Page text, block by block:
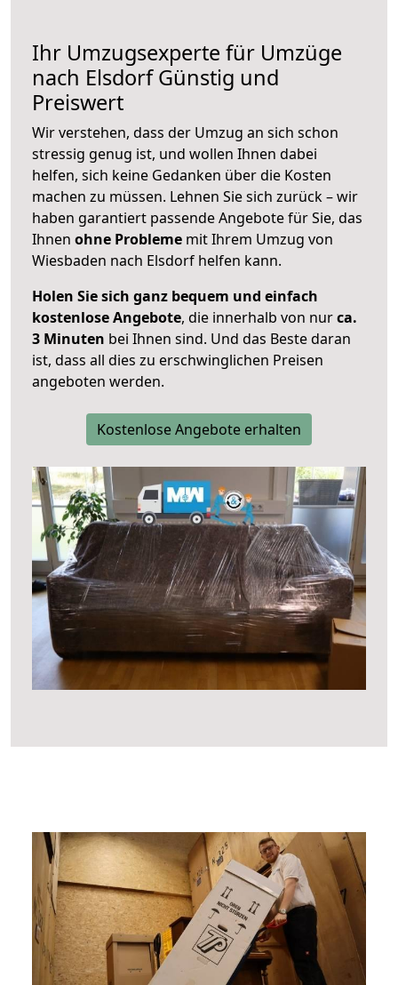
Ihr Umzugsexperte für Umzüge
nach ElsdorfGünstig und
Preiswert
Wir verstehen, dass der Umzug an sich schon
stressig genug ist, und wollen Ihnen dabei
helfen, sich keine Gedanken über die Kosten
machen zu müssen. Lehnen Sie sich zurück – wir
haben garantiert passende Angebote für Sie, das
Ihnen ohne Probleme mit Ihrem Umzug von
Wiesbaden nach Elsdorf helfen kann.
Holen Sie sich ganz bequem und einfach
kostenlose Angebote, die innerhalb von nurca.
3 Minuten bei Ihnen sind. Und das Beste daran
ist, dass all dies zu erschwinglichen Preisen
angeboten werden.
Kostenlose Angebote erhalten